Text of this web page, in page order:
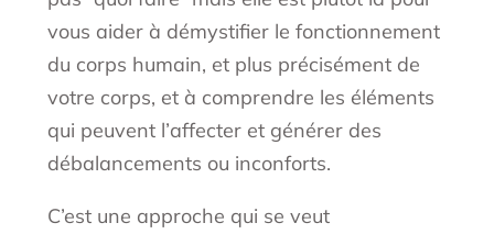
vous aider à démystifier le fonctionnement
du corps humain, et plus précisément de
votre corps, et à comprendre les éléments
qui peuvent l’affecter et générer des
débalancements ou inconforts.
C’est une approche qui se veut